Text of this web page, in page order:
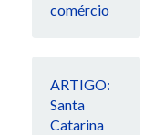
comércio
ARTIGO:
Santa
Catarina